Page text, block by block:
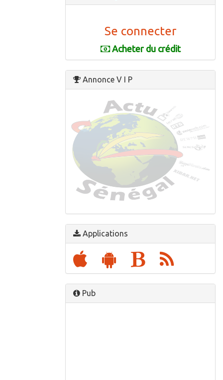
Se connecter
Acheter du crédit
Annonce V I P
Disponible sur GooglePlay & AppleStore
Applications
Pub